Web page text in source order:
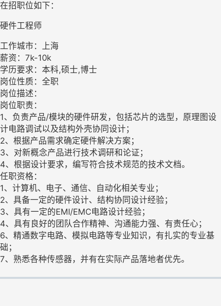
在招职位如下：
硬件工程师
工作城市：上海
薪资：7k-10k
学历要求：本科,硕士,博士
岗位性质：全职
岗位描述：
岗位职责：
1、负责产品/模块的硬件研发，包括芯片的选型，原理图设
计电路调试以及结构外壳协同设计；
2、根据产品需求确定硬件解决方案；
3、对新概念产品进行技术调研和论证；
4、根据设计要求，编写符合技术规范的技术文档。
任职资格：
1、计算机、电子、通信、自动化相关专业；
2、具备一定的硬件设计、结构协同设计经验；
3、具有一定的EMI/EMC电路设计经验；
4、具有良好的团队合作精神、沟通能力强、有责任心；
6、精通数字电路、模拟电路等专业知识，有扎实的专业基
础；
7、熟悉各种传感器，并有在实际产品落地者优先。